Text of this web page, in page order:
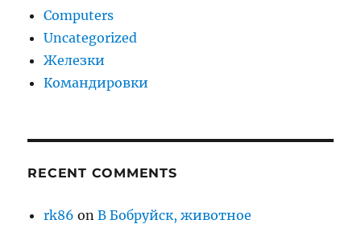
Computers
Uncategorized
Железки
Командировки
RECENT COMMENTS
rk86 onВ Бобруйск, животное